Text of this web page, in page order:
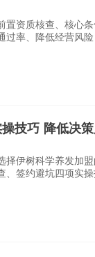
置资质核查、核心
过率、降低经营风
技巧 降低决
择伊树科学养发加
、签约避坑四项实